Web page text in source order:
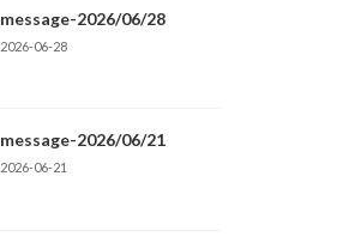
message-2026/06/28
2026-06-28
message-2026/06/21
2026-06-21